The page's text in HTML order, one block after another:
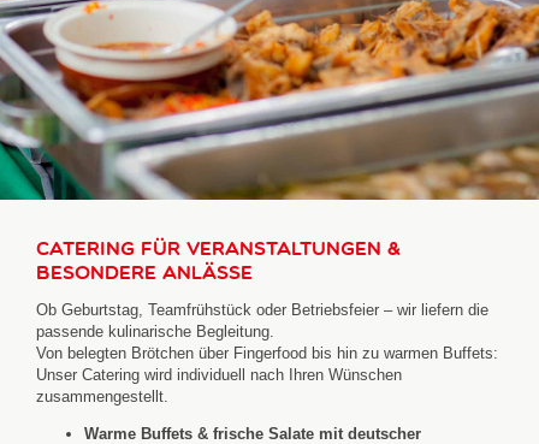
Catering für Veranstaltungen &
besondere Anlässe
Ob Geburtstag, Teamfrühstück oder Betriebsfeier – wir liefern die
passende kulinarische Begleitung.
Von belegten Brötchen über Fingerfood bis hin zu warmen Buffets:
Unser Catering wird individuell nach Ihren Wünschen
zusammengestellt.
Warme Buffets & frische Salate mit deutscher